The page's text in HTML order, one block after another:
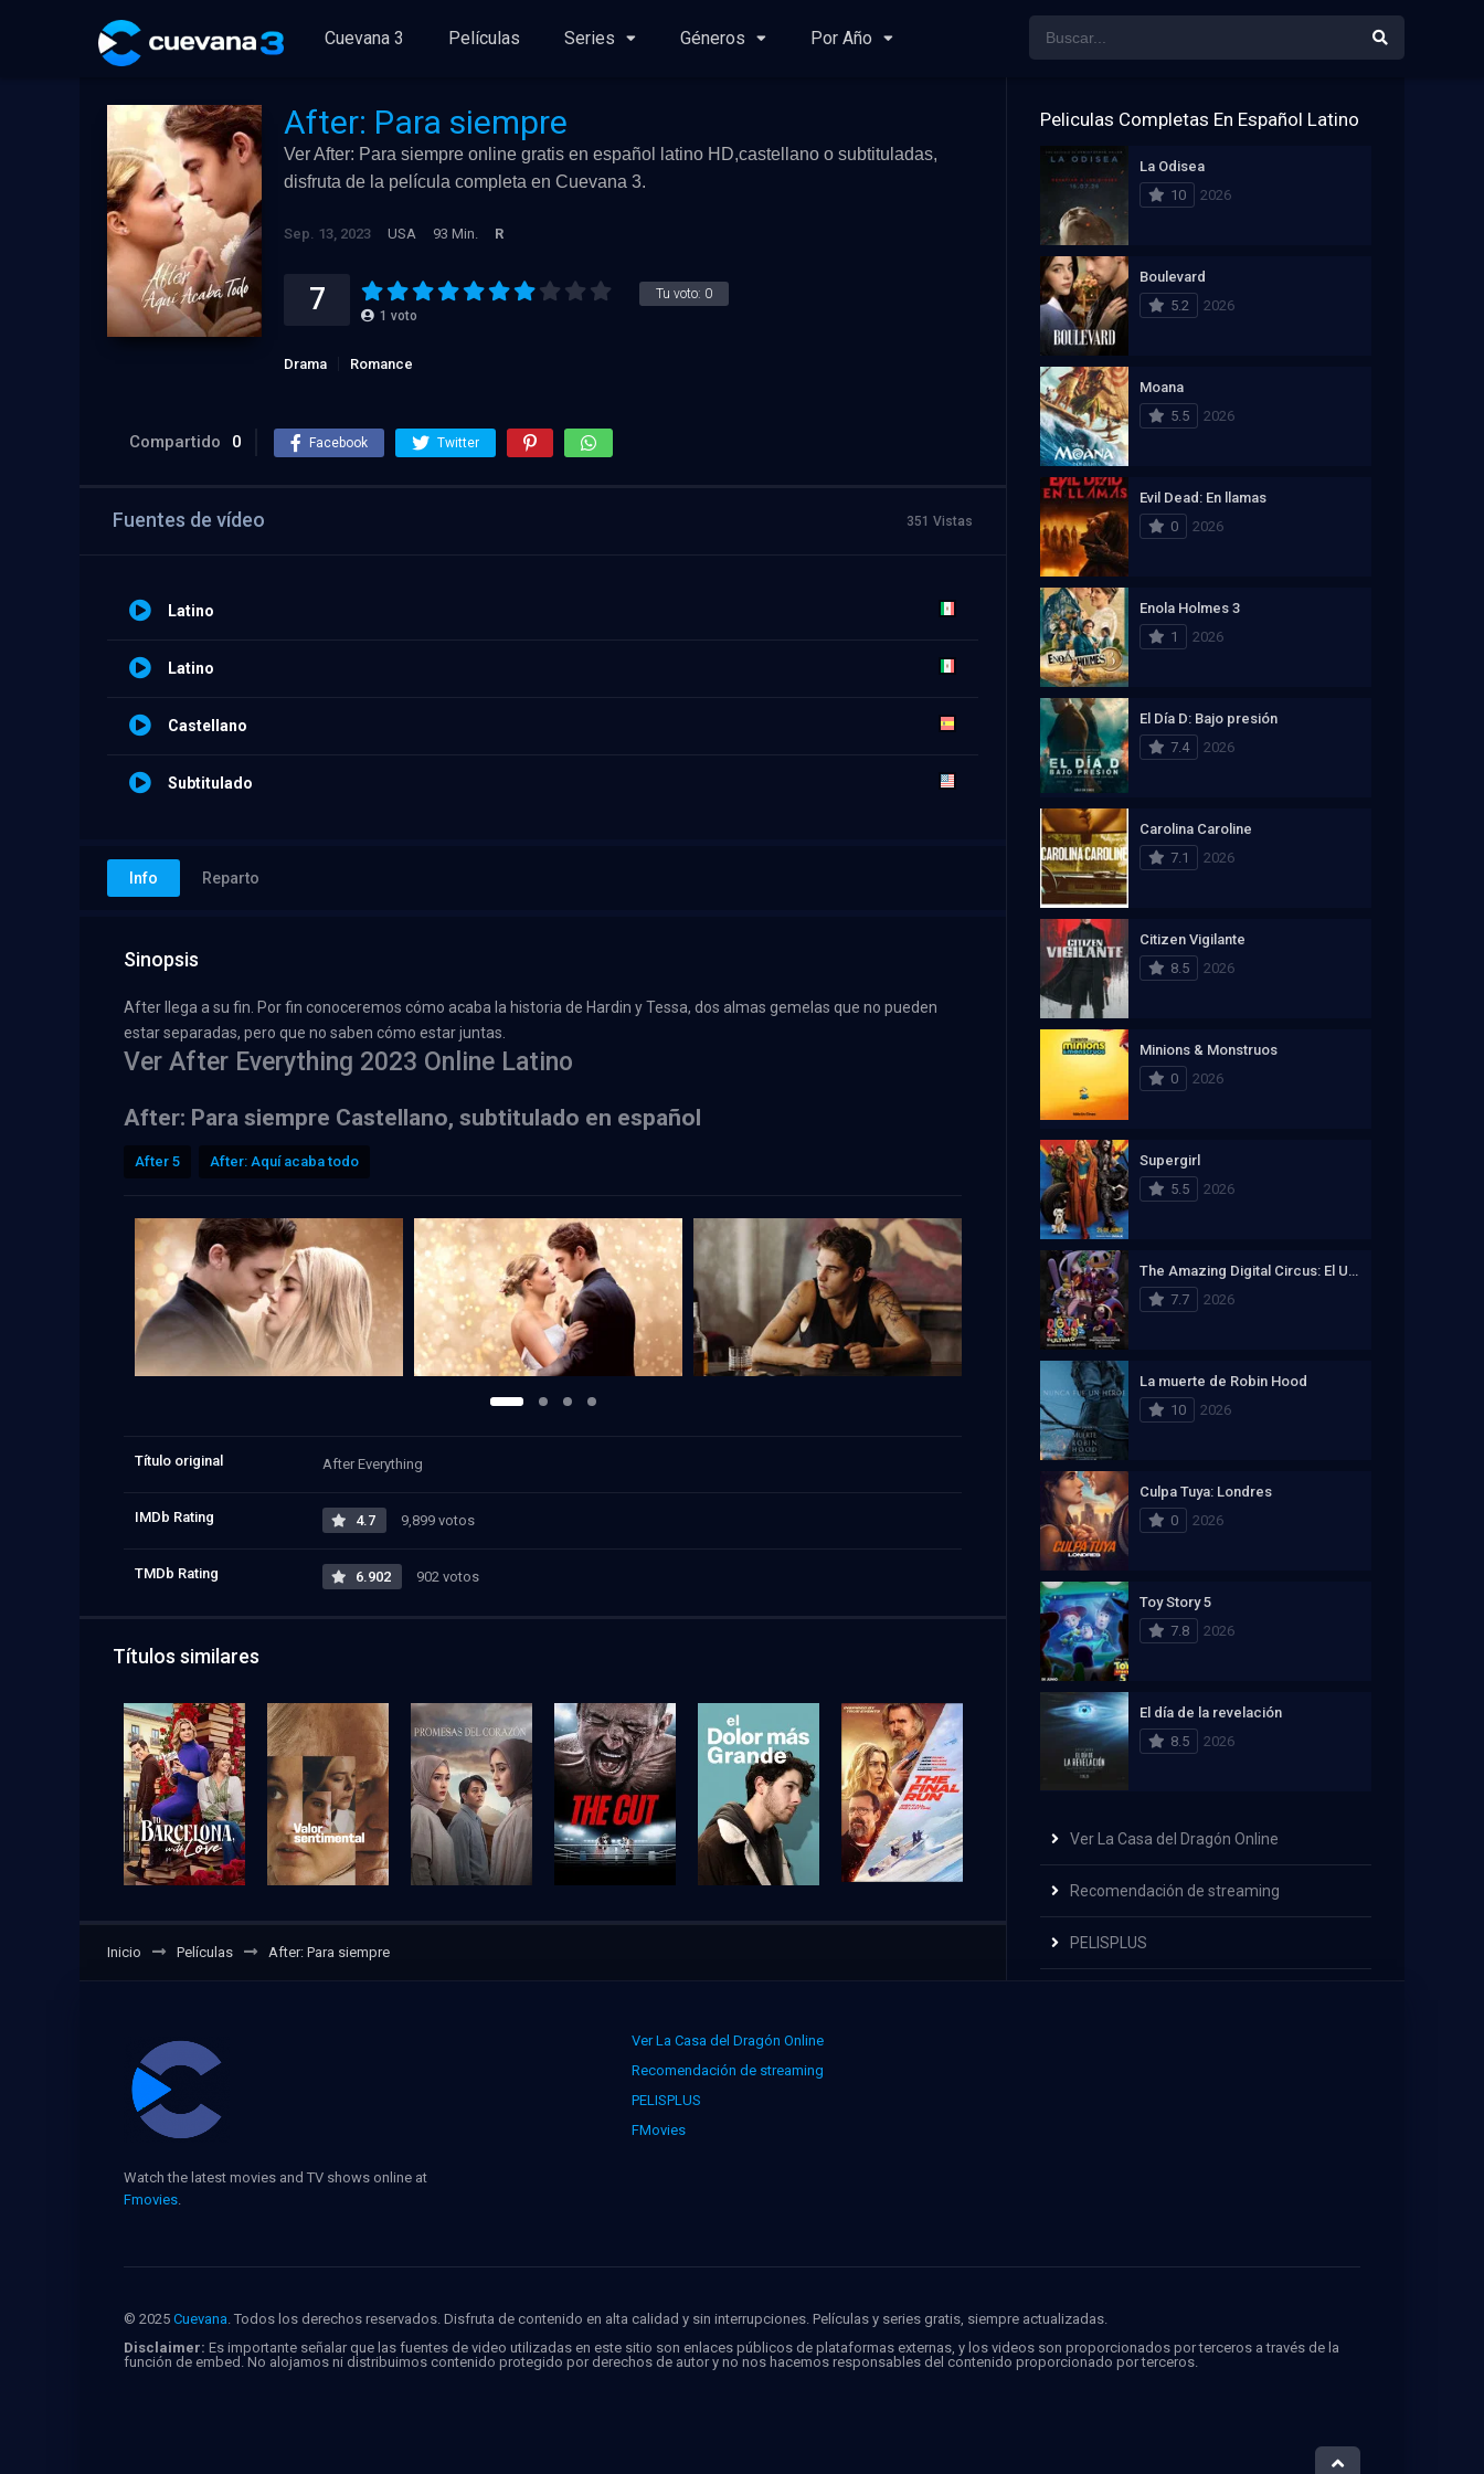
Cuevana 3 Películas Series Géneros Por Año
After: Para siempre
Ver After: Para siempre online gratis en español latino HD,castellano o subtituladas,
disfruta de la película completa en Cuevana 3.
Sep. 13, 2023 USA 93 Min. R
Tu voto: 0
7 1 voto
Drama Romance
Compartido 0 Facebook Twitter
Fuentes de vídeo 351 Vistas
Latino
Latino
Castellano
Subtitulado
Info Reparto
Sinopsis
After llega a su fin. Por fin conoceremos cómo acaba la historia de Hardin y Tessa, dos almas gemelas que no pueden
estar separadas, pero que no saben cómo estar juntas.
Ver After Everything 2023 Online Latino
After: Para siempre Castellano, subtitulado en español
After 5 After: Aquí acaba todo
Título original After Everything
IMDb Rating 4.7 9,899 votos
TMDb Rating 6.902 902 votos
Títulos similares
Inicio Películas After: Para siempre
Peliculas Completas En Español Latino
La Odisea
10
2026
Boulevard
5.2
2026
Moana
5.5
2026
Evil Dead: En llamas
0
2026
Enola Holmes 3
1
2026
El Día D: Bajo presión
7.4
2026
Carolina Caroline
7.1
2026
Citizen Vigilante
8.5
2026
Minions & Monstruos
0
2026
Supergirl
5.5
2026
The Amazing Digital Circus: El Ultimo Acto
7.7
2026
La muerte de Robin Hood
10
2026
Culpa Tuya: Londres
0
2026
Toy Story 5
7.8
2026
El día de la revelación
8.5
2026
Ver La Casa del Dragón Online
Recomendación de streaming
PELISPLUS
Ver La Casa del Dragón Online
Recomendación de streaming
PELISPLUS
FMovies
Watch the latest movies and TV shows online at
Fmovies
© 2025 Cuevana . Todos los derechos reservados. Disfruta de contenido en alta calidad y sin interrupciones. Películas y series gratis, siempre actualizadas.
Disclaimer: Es importante señalar que las fuentes de video utilizadas en este sitio son enlaces públicos de plataformas externas, y los videos son proporcionados por terceros a través de la
función de embed. No alojamos ni distribuimos contenido protegido por derechos de autor y no nos hacemos responsables del contenido proporcionado por terceros.